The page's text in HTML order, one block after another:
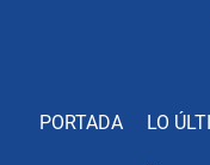
PORTADA LO